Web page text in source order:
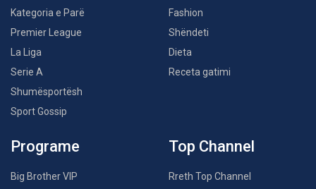
Kategoria e Parë
Premier League
La Liga
Serie A
Shumësportësh
Sport Gossip
Fashion
Shëndeti
Dieta
Receta gatimi
Programe
Big Brother VIP
Top Channel
Rreth Top Channel